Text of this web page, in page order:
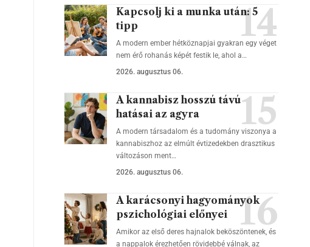
Kapcsolj ki a munka után: 5
tipp
A modern ember hétköznapjai gyakran egy véget
nem érő rohanás képét festik le, ahol a…
2026. augusztus 06.
A kannabisz hosszú távú
hatásai az agyra
A modern társadalom és a tudomány viszonya a
kannabiszhoz az elmúlt évtizedekben drasztikus
változáson ment…
2026. augusztus 06.
A karácsonyi hagyományok
pszichológiai előnyei
Amikor az első deres hajnalok beköszöntenek, és
a nappalok érezhetően rövidebbé válnak, az